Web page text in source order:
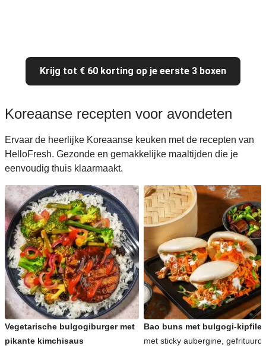
Krijg tot € 60 korting op je eerste 3 boxen
Koreaanse recepten voor avondeten
Ervaar de heerlijke Koreaanse keuken met de recepten van
HelloFresh. Gezonde en gemakkelijke maaltijden die je
eenvoudig thuis klaarmaakt.
Vegetarische bulgogiburger met
pikante kimchisaus
Bao buns met bulgogi-kipfilet
met sticky aubergine,